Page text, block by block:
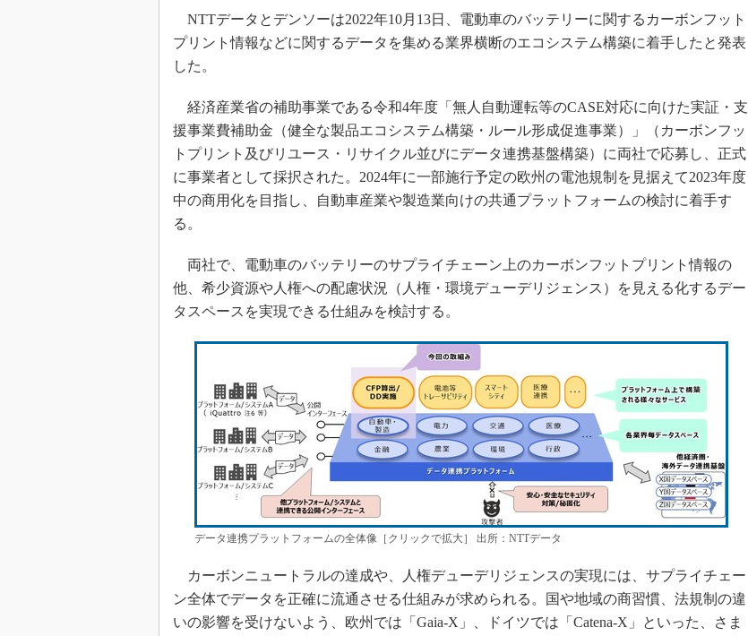
無償設計ツール
3Dプリンタ
S＆OP
インダストリー4.0
イノベーション
製造業ビッグデータ
知財マネジメント
海外生産
新型コロナへの対応
NTTデータとデンソーは2022年10月13日、電動車のバッテリーに関するカーボンフット
プリント情報などに関するデータを集める業界横断のエコシステム構築に着手したと発表
した。
経済産業省の補助事業である令和4年度「無人自動運転等のCASE対応に向けた実証・支
援事業費補助金（健全な製品エコシステム構築・ルール形成促進事業）」（カーボンフッ
トプリント及びリユース・リサイクル並びにデータ連携基盤構築）に両社で応募し、正式
に事業者として採択された。2024年に一部施行予定の欧州の電池規制を見据えて2023年度
中の商用化を目指し、自動車産業や製造業向けの共通プラットフォームの検討に着手す
る。
両社で、電動車のバッテリーのサプライチェーン上のカーボンフットプリント情報の
他、希少資源や人権への配慮状況（人権・環境デューデリジェンス）を見える化するデー
タスペースを実現できる仕組みを検討する。
データ連携プラットフォームの全体像［クリックで拡大］ 出所：NTTデータ
カーボンニュートラルの達成や、人権デューデリジェンスの実現には、サプライチェー
ン全体でデータを正確に流通させる仕組みが求められる。国や地域の商習慣、法規制の違
いの影響を受けないよう、欧州では「Gaia-X」、ドイツでは「Catena-X」といった、さま